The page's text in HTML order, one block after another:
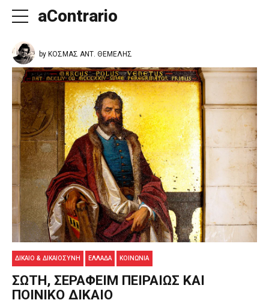
aContrario
by ΚΟΣΜΑΣ ΑΝΤ. ΘΕΜΕΛΗΣ
ΔΊΚΑΙΟ & ΔΙΚΑΙΟΣΎΝΗ ΕΛΛΑΔΑ ΚΟΙΝΩΝΊΑ
ΣΩΤΗ, ΣΕΡΑΦΕΙΜ ΠΕΙΡΑΙΩΣ ΚΑΙ
ΠΟΙΝΙΚΟ ΔΙΚΑΙΟ